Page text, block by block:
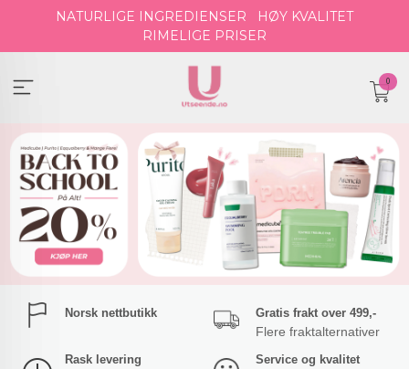
NATURLIGE INGREDIENSER
HØY KVALITET
RIMELIGE PRISER
0
Norsk nettbutikk Gratis frakt over 499,-
Flere fraktalternativer
Rask levering Service og kvalitet